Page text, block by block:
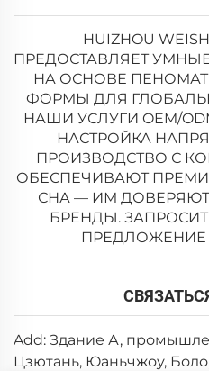
HUIZHOU
ПРЕДОСТАВЛЯЕТ
НА ОСНОВЕ
ФОРМЫ ДЛЯ
НАШИ УСЛУГИ OEM/
НАСТРОЙКА
ПРОИЗВОДСТВО С
ОБЕСПЕЧИВАЮТ
СНА — ИМ
БРЕНДЫ.
ПРЕДЛОЖЕНИЕ
Add: Здание А,
Цзютань, Юаньчжоу,